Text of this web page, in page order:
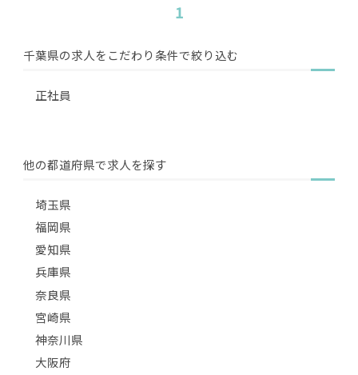
1
千葉県の求人をこだわり条件で絞り込む
正社員
他の都道府県で求人を探す
埼玉県
福岡県
愛知県
兵庫県
奈良県
宮崎県
神奈川県
大阪府